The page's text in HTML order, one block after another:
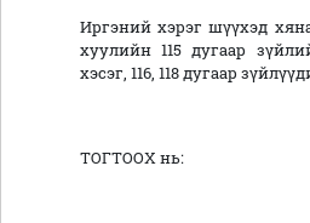
Иргэний хэрэг шүүхэд
хуулийн 115 дугаар
хэсэг, 116, 118 дугаар
ТОГТООХ нь: